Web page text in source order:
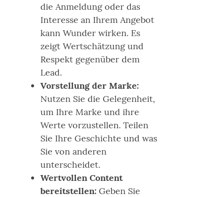
die Anmeldung oder das
Interesse an Ihrem Angebot
kann Wunder wirken. Es
zeigt Wertschätzung und
Respekt gegenüber dem
Lead.
Vorstellung der Marke:
Nutzen Sie die Gelegenheit,
um Ihre Marke und ihre
Werte vorzustellen. Teilen
Sie Ihre Geschichte und was
Sie von anderen
unterscheidet.
Wertvollen Content
bereitstellen: Geben Sie